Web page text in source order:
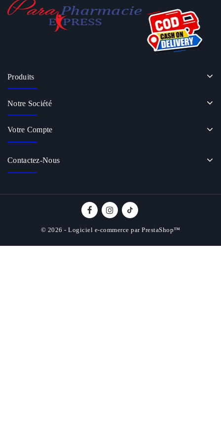
Produits
Notre Société
Votre Compte
Contactez-Nous
© 2026 - Logiciel e-commerce par PrestaShop™